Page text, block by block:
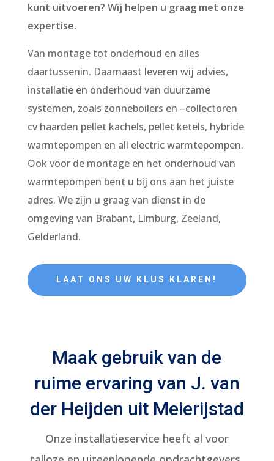
kunt uitvoeren? Wij helpen u graag met onze
expertise.
Van montage tot onderhoud en alles
daartussenin. Daarnaast leveren wij advies,
installatie en onderhoud van duurzame
systemen, zoals zonneboilers en –collectoren
cv haarden pellet kachels, pellet ketels, hybride
warmtepompen en all electric warmtepompen.
Ook voor de montage en het onderhoud van
warmtepompen bent u bij ons aan het juiste
adres. We zijn u graag van dienst in de
omgeving van Brabant, Limburg, Zeeland,
Gelderland.
LAAT ONS UW KLUS KLAREN!
Maak gebruik van de
ruime ervaring van J. van
der Heijden uit Meierijstad
Onze installatieservice heeft al voor